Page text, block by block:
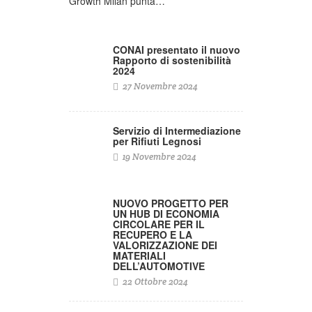
CONAI presentato il nuovo
Rapporto di sostenibilità
2024
27 Novembre 2024
Servizio di Intermediazione
per Rifiuti Legnosi
19 Novembre 2024
NUOVO PROGETTO PER
UN HUB DI ECONOMIA
CIRCOLARE PER IL
RECUPERO E LA
VALORIZZAZIONE DEI
MATERIALI
DELL’AUTOMOTIVE
22 Ottobre 2024